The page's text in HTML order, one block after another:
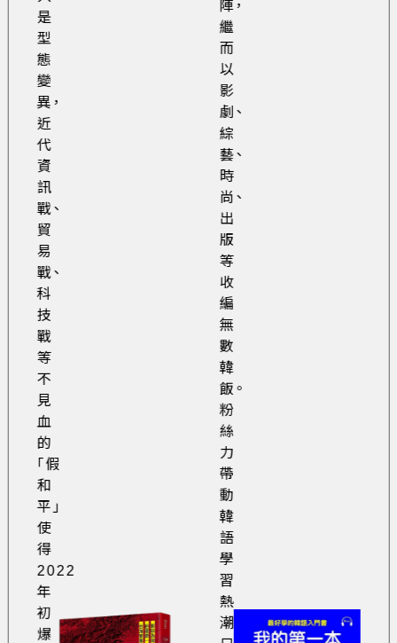
是
型
態
變
異，
近
代
資
訊
戰、
貿
易
戰、
科
技
戰
等
不
見
血
的
「假
和
平」
使
得
2022
年
初
爆
陣，
繼
而
以
影
劇、
綜
藝、
時
尚、
出
版
等
收
編
無
數
韓
飯。
粉
絲
力
帶
動
韓
語
學
習
熱
潮，